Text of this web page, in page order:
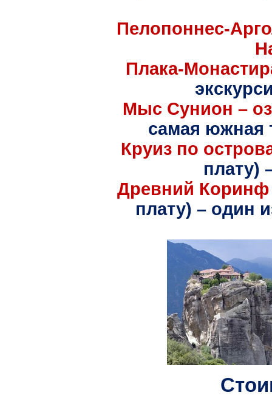
Пелопоннес-
Плака-
Мыс Сунион –
самая южная
Круиз по
Древний Коринф
плату) – один